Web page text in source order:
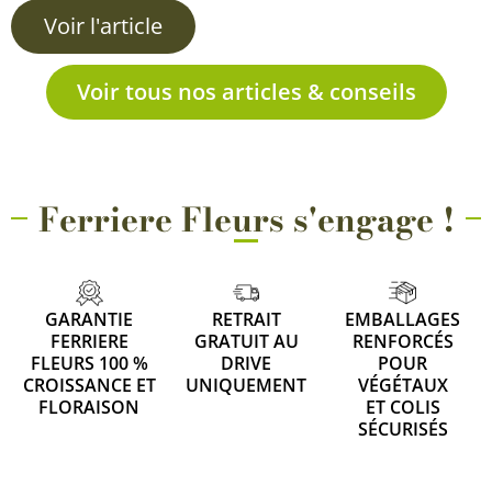
Voir l'article
Voir tous nos articles & conseils
Ferriere Fleurs s'engage !
GARANTIE
FERRIERE
FLEURS 100 %
CROISSANCE ET
FLORAISON
RETRAIT
GRATUIT AU
DRIVE
UNIQUEMENT
EMBALLAGES
RENFORCÉS
POUR
VÉGÉTAUX
ET COLIS
SÉCURISÉS